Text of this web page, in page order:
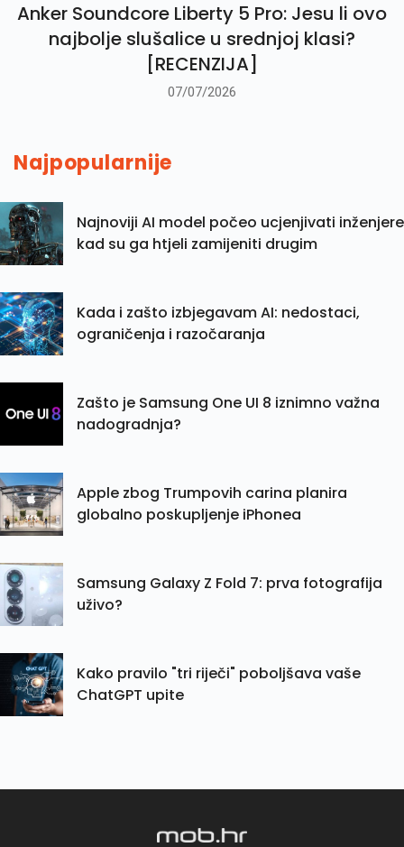
Anker Soundcore Liberty 5 Pro: Jesu li ovo
najbolje slušalice u srednjoj klasi?
[RECENZIJA]
07/07/2026
Najpopularnije
Najnoviji AI model počeo ucjenjivati inženjere
kad su ga htjeli zamijeniti drugim
Kada i zašto izbjegavam AI: nedostaci,
ograničenja i razočaranja
Zašto je Samsung One UI 8 iznimno važna
nadogradnja?
Apple zbog Trumpovih carina planira
globalno poskupljenje iPhonea
Samsung Galaxy Z Fold 7: prva fotografija
uživo?
Kako pravilo "tri riječi" poboljšava vaše
ChatGPT upite